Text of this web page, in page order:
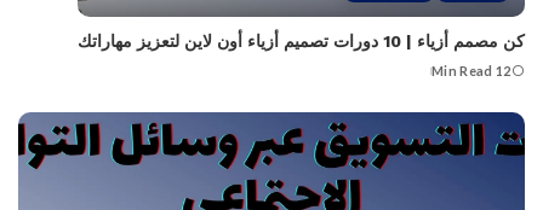
كن مصمم أزياء | 10 دورات تصميم أزياء أون لاين لتعزيز مهاراتك
12 Min Read